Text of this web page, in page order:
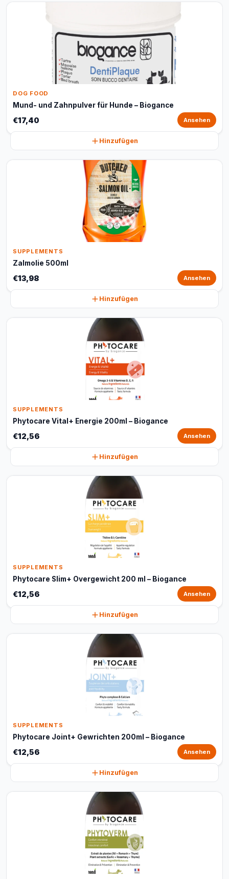
DOG FOOD
Mund- und Zahnpulver für Hunde – Biogance
€17,40 Ansehen
Hinzufügen
SUPPLEMENTS
Zalmolie 500ml
€13,98 Ansehen
Hinzufügen
SUPPLEMENTS
Phytocare Vital+ Energie 200ml – Biogance
€12,56 Ansehen
Hinzufügen
SUPPLEMENTS
Phytocare Slim+ Overgewicht 200 ml – Biogance
€12,56 Ansehen
Hinzufügen
SUPPLEMENTS
Phytocare Joint+ Gewrichten 200ml – Biogance
€12,56 Ansehen
Hinzufügen